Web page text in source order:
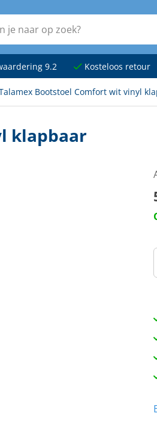
9.2 Kosteloos retour
Bootstoel Comfort wit vinyl
klapbaar